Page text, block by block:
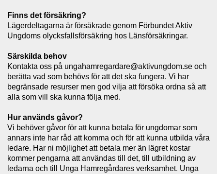
Finns det försäkring?
Lägerdeltagarna är försäkrade genom Förbundet Aktiv
Ungdoms olycksfallsförsäkring hos Länsförsäkringar.
Särskilda behov
Kontakta oss på ungahamregardare@aktivungdom.se och
berätta vad som behövs för att det ska fungera. Vi har
begränsade resurser men god vilja att försöka ordna så att
alla som vill ska kunna följa med.
Hur används gåvor?
Vi behöver gåvor för att kunna betala för ungdomar som
annars inte har råd att komma och för att kunna utbilda våra
ledare. Har ni möjlighet att betala mer än lägret kostar
kommer pengarna att användas till det, till utbildning av
ledarna och till Unga Hamregårdares verksamhet. Unga